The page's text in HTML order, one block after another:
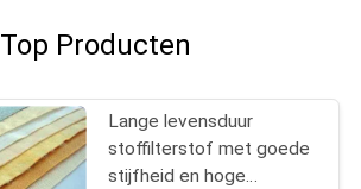
Top Producten
Lange levensduur
stoffilterstof met goede
stijfheid en hoge